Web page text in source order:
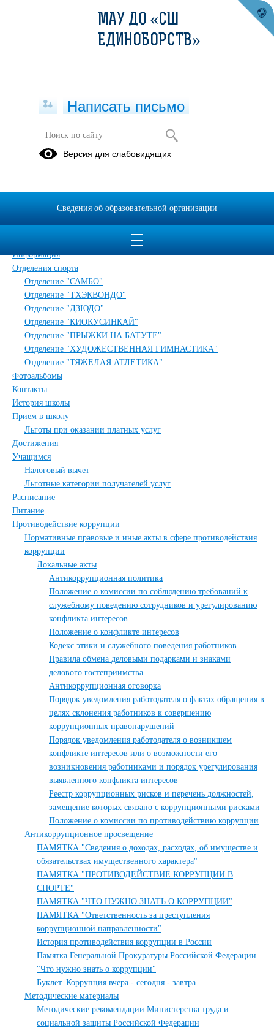
Карта сайта
Прием обращений через ПОС
Дополнительные сведения
Информация
Отделения спорта
Отделение "САМБО"
Отделение "ТХЭКВОНДО"
Отделение "ДЗЮДО"
Отделение "КИОКУСИНКАЙ"
Отделение "ПРЫЖКИ НА БАТУТЕ"
Отделение "ХУДОЖЕСТВЕННАЯ ГИМНАСТИКА"
Отделение "ТЯЖЕЛАЯ АТЛЕТИКА"
Фотоальбомы
Контакты
История школы
Прием в школу
Льготы при оказании платных услуг
Достижения
Учащимся
Налоговый вычет
Льготные категории получателей услуг
Расписание
Питание
Противодействие коррупции
Нормативные правовые и иные акты в сфере противодействия
коррупции
Локальные акты
Антикоррупционная политика
Положение о комиссии по соблюдению требований к
служебному поведению сотрудников и урегулированию
конфликта интересов
Положение о конфликте интересов
Кодекс этики и служебного поведения работников
Правила обмена деловыми подарками и знаками
делового гостеприимства
Антикоррупционная оговорка
Порядок уведомления работодателя о фактах обращения в
целях склонения работников к совершению
коррупционных правонарушений
Порядок уведомления работодателя о возникшем
конфликте интересов или о возможности его
возникновения работниками и порядок урегулирования
выявленного конфликта интересов
Реестр коррупционных рисков и перечень должностей,
замещение которых связано с коррупционными рисками
Положение о комиссии по противодействию коррупции
Антикоррупционное просвещение
ПАМЯТКА "Сведения о доходах, расходах, об имуществе и
обязательствах имущественного характера"
ПАМЯТКА "ПРОТИВОДЕЙСТВИЕ КОРРУПЦИИ В
СПОРТЕ"
ПАМЯТКА "ЧТО НУЖНО ЗНАТЬ О КОРРУПЦИИ"
ПАМЯТКА "Ответственность за преступления
коррупционной направленности"
История противодействия коррупции в России
Памятка Генеральной Прокуратуры Российской Федерации
"Что нужно знать о коррупции"
Буклет. Коррупция вчера - сегодня - завтра
Методические материалы
Методические рекомендации Министерства труда и
социальной защиты Российской Федерации
МАУ ДО «СШ
ЕДИНОБОРСТВ»
Написать письмо
Версия для слабовидящих
Сведения об образовательной организации